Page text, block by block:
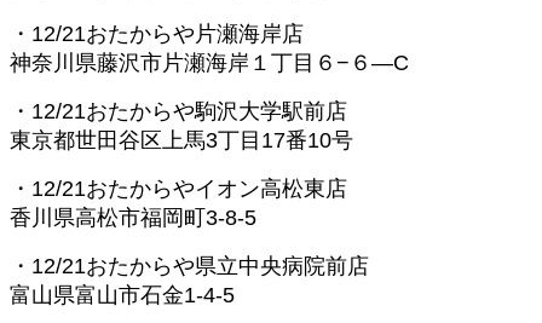
・12/21おたからや片瀬海岸店
神奈川県藤沢市片瀬海岸１丁目６−６—C
・12/21おたからや駒沢大学駅前店
東京都世田谷区上馬3丁目17番10号
・12/21おたからやイオン高松東店
香川県高松市福岡町3-8-5
・12/21おたからや県立中央病院前店
富山県富山市石金1-4-5